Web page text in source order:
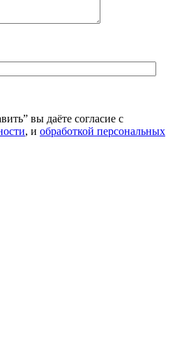
вы даёте согласие с
, и обработкой персональных